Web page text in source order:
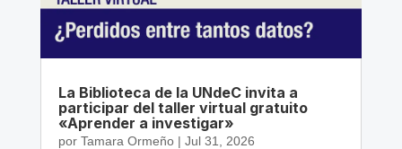
La Biblioteca de la UNdeC invita a
participar del taller virtual gratuito
«Aprender a investigar»
por Tamara Ormeño| Jul 31, 2026